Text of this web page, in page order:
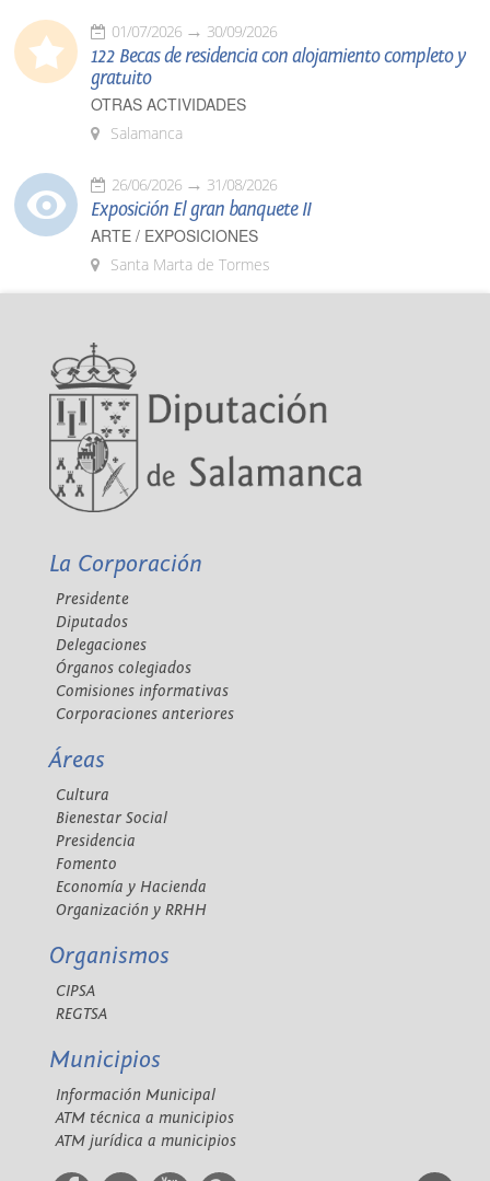
01/07/2026 30/09/2026
122 Becas de residencia con alojamiento completo y
gratuito
OTRAS ACTIVIDADES
Salamanca
26/06/2026 31/08/2026
Exposición El gran banquete II
ARTE / EXPOSICIONES
Santa Marta de Tormes
La Corporación
Presidente
Diputados
Delegaciones
Órganos colegiados
Comisiones informativas
Corporaciones anteriores
Áreas
Cultura
Bienestar Social
Presidencia
Fomento
Economía y Hacienda
Organización y RRHH
Organismos
CIPSA
REGTSA
Municipios
Información Municipal
ATM técnica a municipios
ATM jurídica a municipios